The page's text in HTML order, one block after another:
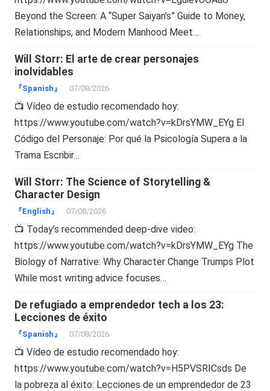
Beyond the Screen: A “Super Saiyan’s” Guide to Money,
Relationships, and Modern Manhood Meet…
Will Storr: El arte de crear personajes
inolvidables
『Spanish』 07/08/2026
📺 Vídeo de estudio recomendado hoy:
https://www.youtube.com/watch?v=kDrsYMW_EYg El
Código del Personaje: Por qué la Psicología Supera a la
Trama Escribir…
Will Storr: The Science of Storytelling &
Character Design
『English』 07/08/2026
📺 Today’s recommended deep-dive video:
https://www.youtube.com/watch?v=kDrsYMW_EYg The
Biology of Narrative: Why Character Change Trumps Plot
While most writing advice focuses…
De refugiado a emprendedor tech a los 23:
Lecciones de éxito
『Spanish』 07/08/2026
📺 Vídeo de estudio recomendado hoy:
https://www.youtube.com/watch?v=H5PVSRICsds De
la pobreza al éxito: Lecciones de un emprendedor de 23